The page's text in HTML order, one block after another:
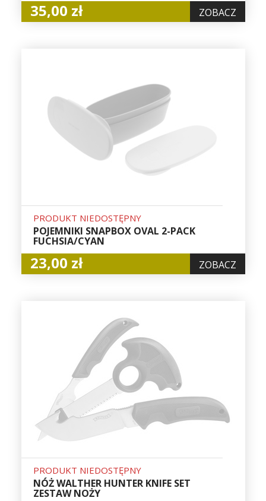
35,00 zł ZOBACZ
PRODUKT NIEDOSTĘPNY
POJEMNIKI SNAPBOX OVAL 2-PACK
FUCHSIA/CYAN
23,00 zł ZOBACZ
PRODUKT NIEDOSTĘPNY
NÓŻ WALTHER HUNTER KNIFE SET
ZESTAW NOŻY